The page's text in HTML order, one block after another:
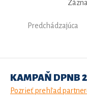
Predchádzajúca
KAMPAŇ DPNB
Pozrieť prehľad